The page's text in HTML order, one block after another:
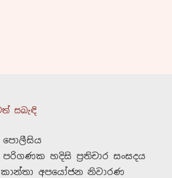
සබැඳි
පොලීසිය
පරිගණක හදිසි ප්‍රතිචාර සංසදය
කාන්තා අපයෝජන නිවාරණ